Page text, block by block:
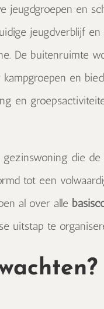
jeugdgroepen en
jeugdverblijf
De buitenruimte
en
en
die de
tot een
al over alle
uitstap te